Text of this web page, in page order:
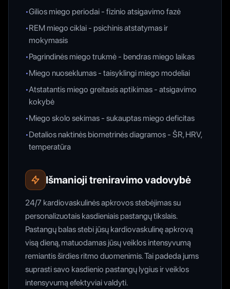
•Gilios miego periodai - fizinio atsigavimo fazė
•REM miego ciklai - psichinis atstatymas ir
mokymasis
•Pagrindinės miego trukmė - bendras miego laikas
•Miego nuoseklumas - taisyklingi miego modeliai
•Atstatantis miego greitasis aptikimas - atsigavimo
kokybė
•Miego skolo sekimas - sukauptas miego deficitas
•Detalios naktinės biometrinės diagramos - ŠR, HRV,
temperatūra
Išmanioji treniravimo vadovybė
24/7 kardiovaskulinės apkrovos stebėjimas su
personalizuotais kasdieniais pastangų tikslais.
Pastangų balas stebi jūsų kardiovaskulinę apkrovą
visą dieną, matuodamas jūsų veiklos intensyvumą
remiantis širdies ritmo duomenimis. Tai padeda jums
suprasti savo kasdienio pastangų lygius ir veiklos
intensyvumą efektyviai valdyti.